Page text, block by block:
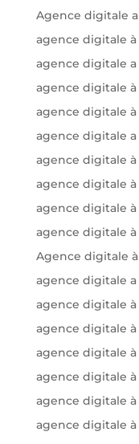
Agence digitale
agence digitale
agence digitale a
agence digitale
agence digitale
agence digitale
agence digitale à
agence digitale à
agence digitale à
agence digitale
Agence digitale
agence digitale
agence digitale
agence digitale à
agence digitale
agence digitale à
agence digitale
agence digitale